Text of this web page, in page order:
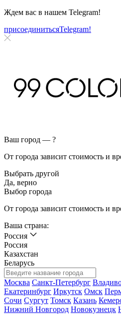
Ждем вас в нашем Telegram!
присоединитьсяTelegram!
Ваш город — ?
От города зависит стоимость и
Выбрать другой
Да, верно
Выбор города
От города зависит стоимость и
Ваша страна:
Россия
Россия
Казахстан
Беларусь
Москва Санкт-Петербург
Екатеринбург Иркутск Омск
Сочи Сургут Томск Казань
Нижний Новгород Новокузнецк